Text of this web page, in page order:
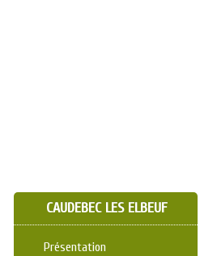
CAUDEBEC LES ELBEUF
Présentation